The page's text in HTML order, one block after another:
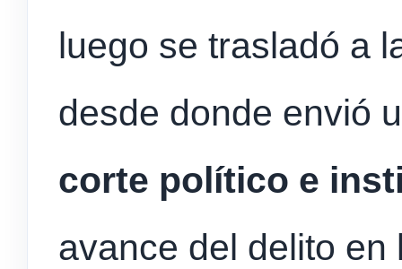
luego se trasladó a
desde donde envió
corte político e
avance del delito en